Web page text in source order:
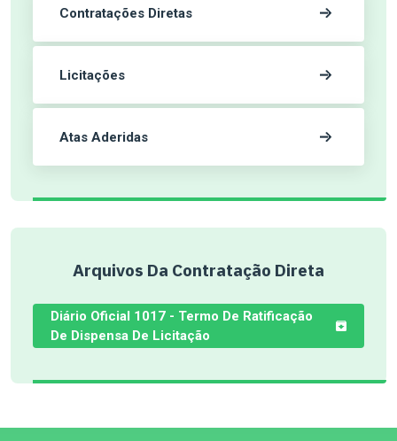
Contratações Diretas
Licitações
Atas Aderidas
Arquivos Da Contratação Direta
Diário Oficial 1017 - Termo De Ratificação
De Dispensa De Licitação